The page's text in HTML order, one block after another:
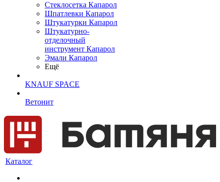
Cтеклосетка Капарол
Шпатлевки Капарол
Штукатурки Капарол
Штукатурно-
отделочный
инструмент Капарол
Эмали Капарол
Ещё
KNAUF SPACE
Ветонит
Каталог